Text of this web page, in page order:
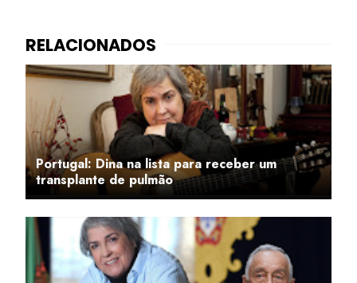
Portugal: Dina na lista para receber um
transplante de pulmão